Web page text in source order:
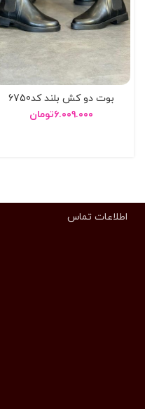
بوت دو کش بلند کد6750
۶.۰۰۹.۰۰۰تومان
اطلاعات تماس